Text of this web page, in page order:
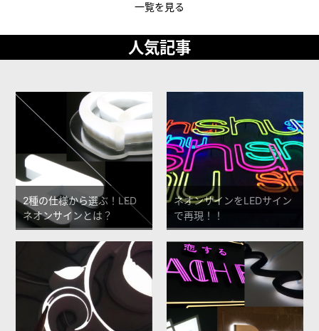
一覧を見る
人気記事
2種の仕様から選ぶ！LED
ネオンサインとは？
ネオンサインをLEDサイン
で再現！！